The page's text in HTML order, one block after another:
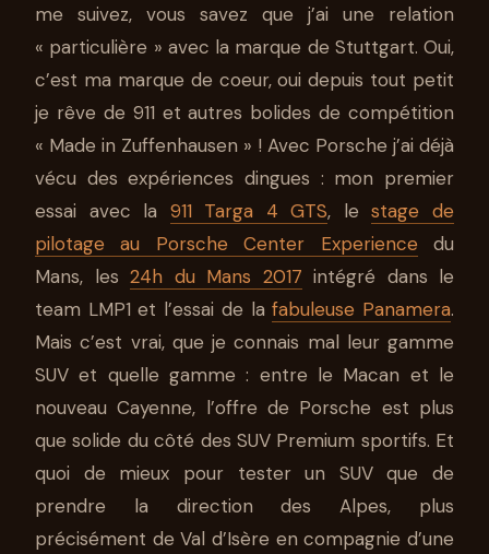
ESSAIS HIVER PORSCHE À VAL
D’ISÈRE
28 MAI 20185 MIN DE LECTURESTÉPHANE SEGURA
me suivez, vous savez que j’ai une relation
« particulière » avec la marque de Stuttgart. Oui,
c’est ma marque de coeur, oui depuis tout petit
je rêve de 911 et autres bolides de compétition
« Made in Zuffenhausen » ! Avec Porsche j’ai déjà
vécu des expériences dingues : mon premier
essai avec la 911 Targa 4 GTS, lestage de
pilotage au Porsche Center Experiencedu
Mans, les 24h du Mans 2017 intégré dans le
team LMP1 et l’essai de lafabuleuse Panamera.
Mais c’est vrai, que je connais mal leur gamme
SUV et quelle gamme : entre le Macan et le
nouveau Cayenne, l’offre de Porsche est plus
que solide du côté des SUV Premium sportifs. Et
quoi de mieux pour tester un SUV que de
prendre la direction des Alpes, plus
précisément de Val d’Isère en compagnie d’une